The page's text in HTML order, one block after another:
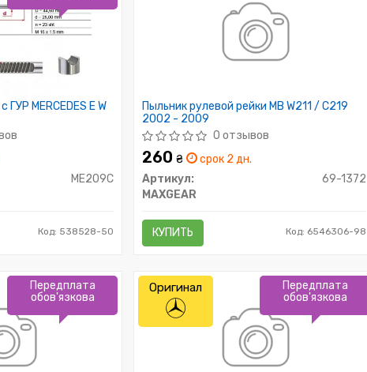
MERCEDES E W
ME209C
Код: 538528-50
Пыльник рулевой рейки MB W211 / C219
2002 - 2009
0 отзывов
260₴
срок 2 дн.
Артикул:
69-1372
MAXGEAR
КУПИТЬ Код: 6546306-98
Передплата
обов'язкова
Передплата
обов'язкова
Оригинал